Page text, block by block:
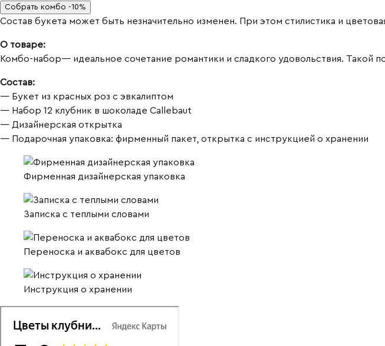
Комбо
с
розой
❤
Собрать комбо -10%
Состав букета может быть незначительно изменен. При этом стилистика и
О товаре:
Комбо-набор— идеальное сочетание романтики и сладкого удовольствия. Такой
Состав:
— Букет из красных роз с эвкалиптом
— Набор 12 клубник в шоколаде Callebaut
— Дизайнерская открытка
— Подарочная упаковка: фирменный пакет, открытка с инструкцией о хранении
Фирменная дизайнерская упаковка
Записка с теплыми словами
Переноска и аквабокс для цветов
Инструкция о хранении